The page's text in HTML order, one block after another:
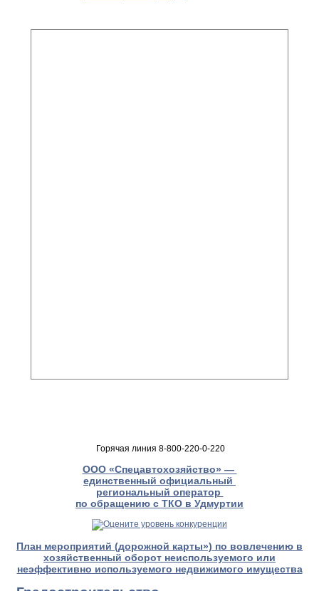
Горячая линия 8-800-220-0-220
ООО «Спецавтохозяйство» —
единственный официальный
региональный оператор
по обращению с ТКО в Удмуртии
План мероприятий (дорожной карты») по вовлечению в
хозяйственный оборот неиспользуемого или
неэффективно используемого недвижимого имущества